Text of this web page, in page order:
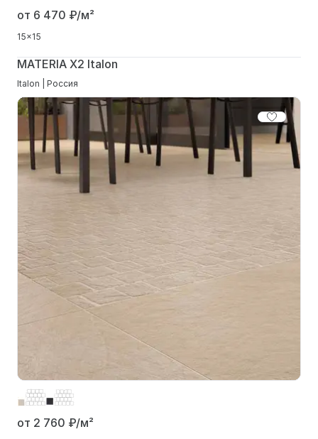
от 6 470 ₽/м²
15x15
MATERIA X2 Italon
Italon | Россия
от 2 760 ₽/м²